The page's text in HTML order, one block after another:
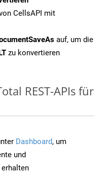
CellsAPI mit
auf, um die
zu konvertieren
REST-APIs für
Dashboard, um
und